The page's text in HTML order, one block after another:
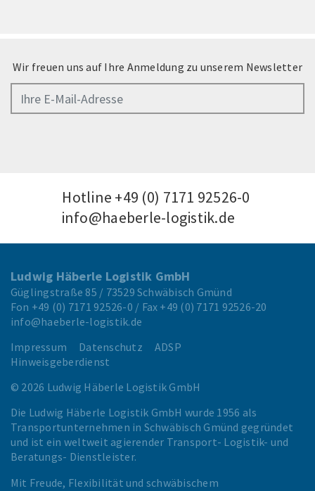
Wir freuen uns auf Ihre Anmeldung zu unserem Newsletter
Hotline +49 (0) 7171 92526-0
info@haeberle-logistik.de
Ludwig Häberle Logistik GmbH
Güglingstraße 85 / 73529 Schwäbisch Gmünd
Fon +49 (0) 7171 92526-0 / Fax +49 (0) 7171 92526-20
info@haeberle-logistik.de
Impressum
Datenschutz
ADSP
Hinweisgeberdienst
© 2026 Ludwig Häberle Logistik GmbH
Die Ludwig Häberle Logistik GmbH wurde 1956 als
Transportunternehmen in Schwäbisch Gmünd gegründet
und ist ein weltweit agierender Transport- Logistik- und
Beratungs- Dienstleister.
Mit Freude, Flexibilität und schwäbischem